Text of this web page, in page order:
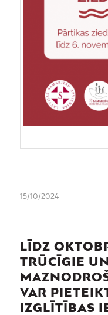
15/10/2024
LĪDZ
TRŪCĪGIE
VAR
IZGLĪTĪBAS